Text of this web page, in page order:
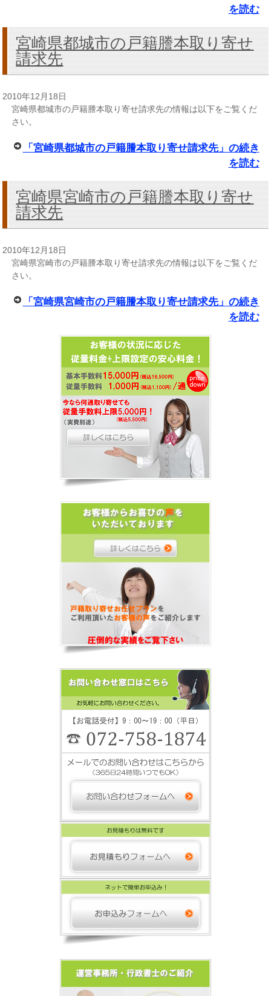
を読む
宮崎県都城市の戸籍謄本取り寄せ
請求先
2010年12月18日
宮崎県都城市の戸籍謄本取り寄せ請求先の情報は以下をご覧くだ
さい。
「宮崎県都城市の戸籍謄本取り寄せ請求先」の続き
を読む
宮崎県宮崎市の戸籍謄本取り寄せ
請求先
2010年12月18日
宮崎県宮崎市の戸籍謄本取り寄せ請求先の情報は以下をご覧くだ
さい。
「宮崎県宮崎市の戸籍謄本取り寄せ請求先」の続き
を読む